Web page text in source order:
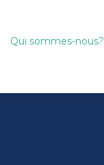
Qui sommes-nous?